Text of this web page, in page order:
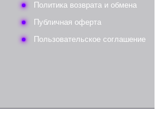
Политика возврата и обмена
Публичная оферта
Пользовательское соглашение